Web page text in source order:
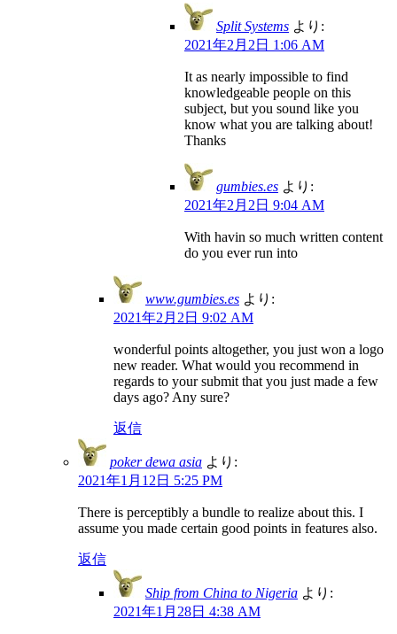
Split Systems より:
2021年2月2日 1:06 AM
It as nearly impossible to find
knowledgeable people on this
subject, but you sound like you
know what you are talking about!
Thanks
gumbies.es より:
2021年2月2日 9:04 AM
With havin so much written content
do you ever run into
www.gumbies.es より:
2021年2月2日 9:02 AM
wonderful points altogether, you just won a logo
new reader. What would you recommend in
regards to your submit that you just made a few
days ago? Any sure?
返信
poker dewa asia より:
2021年1月12日 5:25 PM
There is perceptibly a bundle to realize about this. I
assume you made certain good points in features also.
返信
Ship from China to Nigeria より:
2021年1月28日 4:38 AM